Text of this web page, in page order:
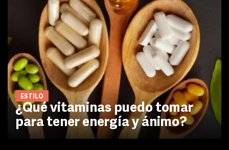
ESTILO
¿Qué vitaminas puedo tomar
para tener energía y ánimo?